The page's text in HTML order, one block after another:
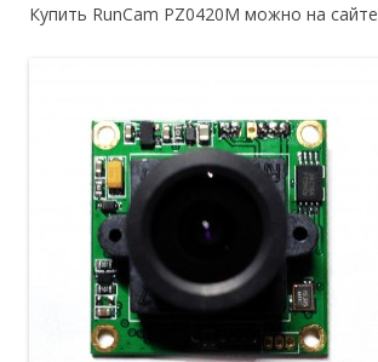
Купить RunCam PZ0420M можно на сайте